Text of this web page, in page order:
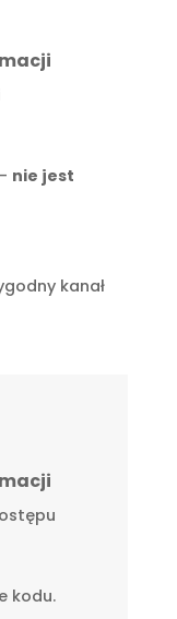
nie jest
kanał
kodu.